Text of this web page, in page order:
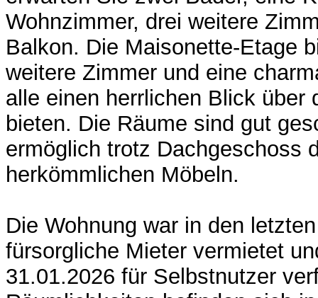
Wohnzimmer, drei weitere
Balkon. Die Maisonette-Etage
weitere Zimmer und eine
alle einen herrlichen Blick über
bieten. Die Räume sind gut
ermöglich trotz Dachgeschoss
herkömmlichen Möbeln.
Die Wohnung war in den
fürsorgliche Mieter vermietet
31.01.2026 für Selbstnutzer